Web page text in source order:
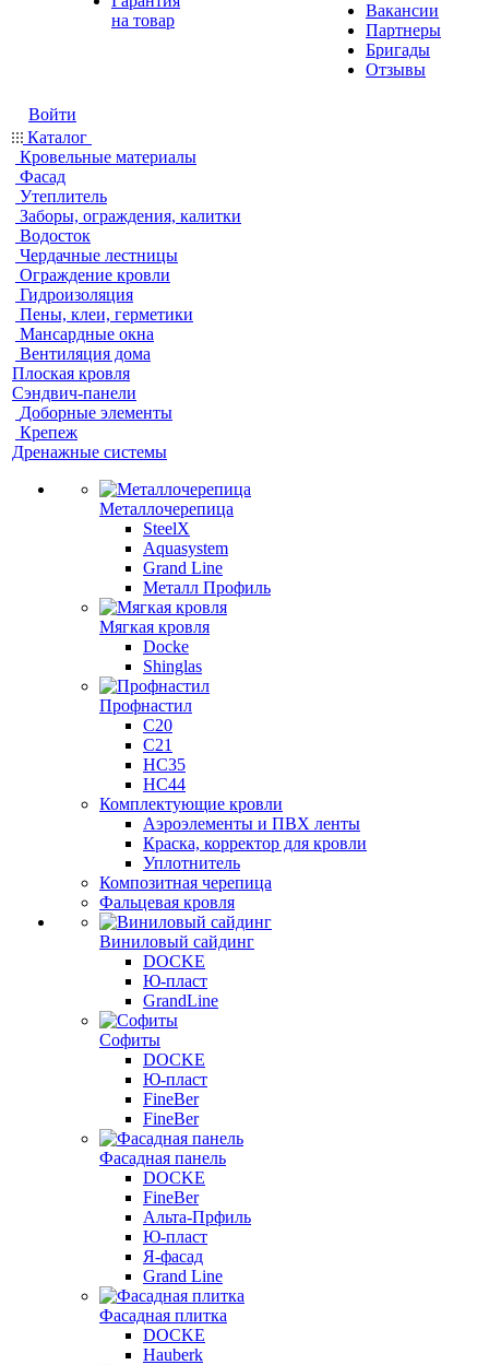
на товар
Вакансии
Партнеры
Бригады
Отзывы
Войти
Каталог
Кровельные материалы
Фасад
Утеплитель
Заборы, ограждения, калитки
Водосток
Чердачные лестницы
Ограждение кровли
Гидроизоляция
Пены, клеи, герметики
Мансардные окна
Вентиляция дома
Плоская кровля
Сэндвич-панели
Доборные элементы
Крепеж
Дренажные системы
Металлочерепица
SteelX
Aquasystem
Grand Line
Металл Профиль
Мягкая кровля
Docke
Shinglas
Профнастил
C20
C21
НС35
НС44
Комплектующие кровли
Аэроэлементы и ПВХ ленты
Краска, корректор для кровли
Уплотнитель
Композитная черепица
Фальцевая кровля
Виниловый сайдинг
DOCKE
Ю-пласт
GrandLine
Софиты
DOCKE
Ю-пласт
FineBer
FineBer
Фасадная панель
DOCKE
FineBer
Альта-Прфиль
Ю-пласт
Я-фасад
Grand Line
Фасадная плитка
DOCKE
Hauberk